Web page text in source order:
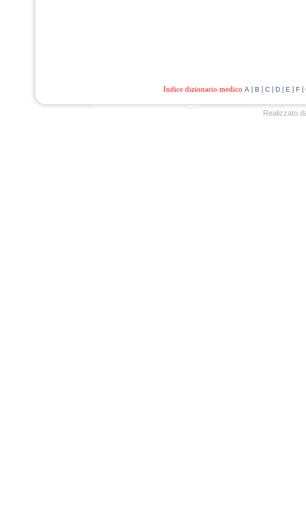
Indice dizionario medico A | B | C| D| E | F|
Realizzato